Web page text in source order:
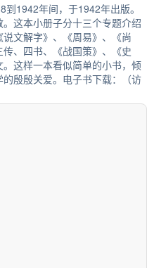
到1942年间，于1942年出版。
这本小册子分十三个专题介绍
文解字》、《周易》、《尚
、四书、《战国策》、《史
这样一本看似简单的小书，倾
殷殷关爱。电子书下载：（访